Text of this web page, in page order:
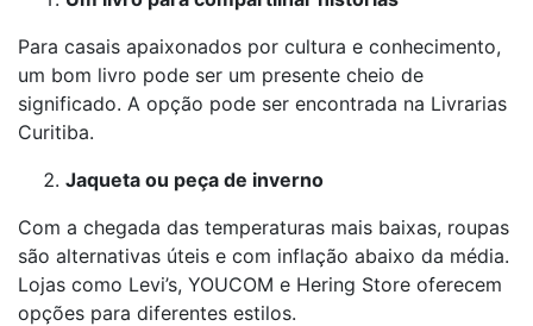
Para casais apaixonados por cultura e conhecimento,
um bom livro pode ser um presente cheio de
significado. A opção pode ser encontrada na Livrarias
Curitiba.
Jaqueta ou peça de inverno
Com a chegada das temperaturas mais baixas, roupas
são alternativas úteis e com inflação abaixo da média.
Lojas como Levi’s, YOUCOM e Hering Store oferecem
opções para diferentes estilos.